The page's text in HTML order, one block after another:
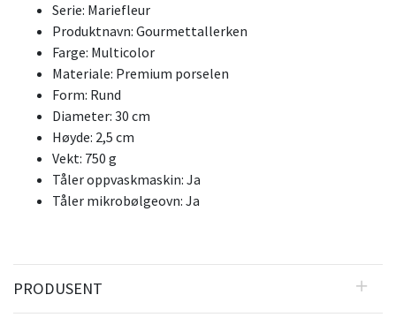
Serie: Mariefleur
Produktnavn: Gourmettallerken
Farge: Multicolor
Materiale: Premium porselen
Form: Rund
Diameter: 30 cm
Høyde: 2,5 cm
Vekt: 750 g
Tåler oppvaskmaskin: Ja
Tåler mikrobølgeovn: Ja
PRODUSENT